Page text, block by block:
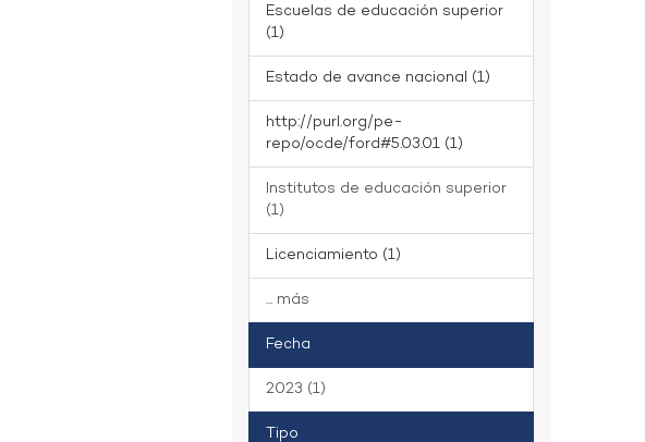
Escuelas de educación superior
(1)
Estado de avance nacional (1)
http://purl.org/pe-
repo/ocde/ford#5.03.01 (1)
Institutos de educación superior
(1)
Licenciamiento (1)
... más
Fecha
2023 (1)
Tipo